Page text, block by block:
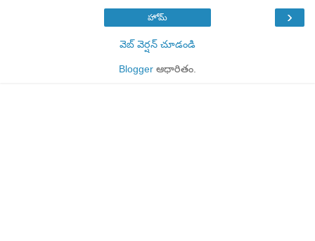
›
హోమ్
వెబ్ వెర్షన్‌ చూడండి
Blogger ఆధారితం.